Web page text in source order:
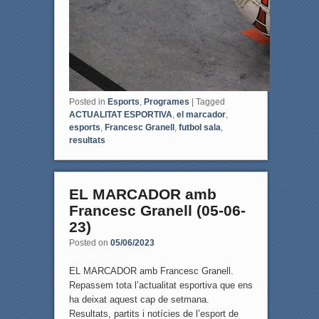
Posted in Esports, Programes
Tagged
ACTUALITAT ESPORTIVA, el marcador,
esports, Francesc Granell , futbol sala,
resultats
EL MARCADOR amb
Francesc Granell (05-06-
23)
Posted on 05/06/2023
EL MARCADOR amb Francesc Granell.
Repassem tota l’actualitat esportiva que ens
ha deixat aquest cap de setmana.
Resultats, partits i notícies de l’esport de